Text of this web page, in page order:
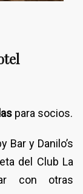
para socios.
Bar y Danilo’s
del Club La
con otras